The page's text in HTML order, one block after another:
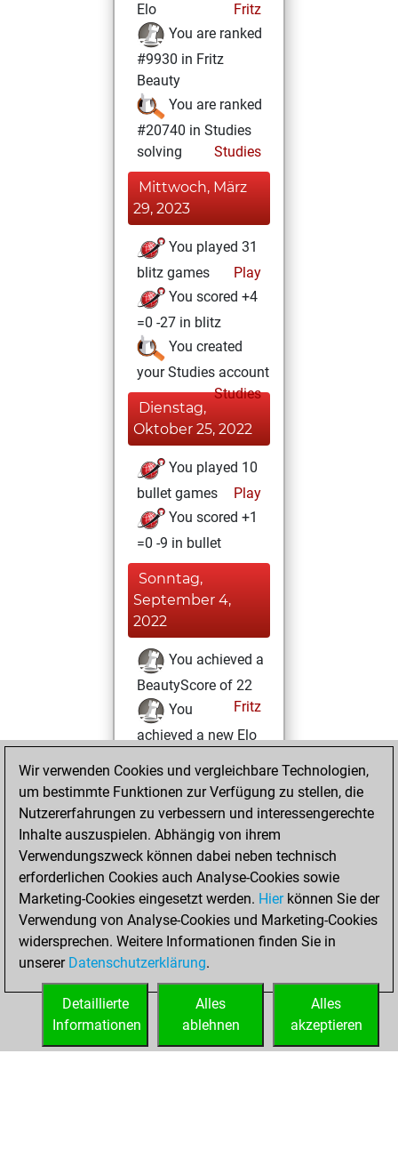
Elo
Fritz
You are ranked
#9930 in Fritz
Beauty
You are ranked
#20740 in Studies
solving
Studies
Mittwoch, März
29, 2023
You played 31
blitz games
Play
You scored +4
=0 -27 in blitz
You created
your Studies account
Studies
Dienstag,
Oktober 25, 2022
You played 10
bullet games
Play
You scored +1
=0 -9 in bullet
Sonntag,
September 4,
2022
You achieved a
BeautyScore of 22
Fritz
You
achieved a new Elo
You created
your Fritz account
Freitag,
September 2,
2022
You played 1
slow games
Play
You scored +0
=1 -0 in slow games
Wir verwenden Cookies und vergleichbare Technologien,
um bestimmte Funktionen zur Verfügung zu stellen, die
Nutzererfahrungen zu verbessern und interessengerechte
Inhalte auszuspielen. Abhängig von ihrem
Verwendungszweck können dabei neben technisch
erforderlichen Cookies auch Analyse-Cookies sowie
Marketing-Cookies eingesetzt werden. Hierkönnen Sie der
Verwendung von Analyse-Cookies und Marketing-Cookies
widersprechen. Weitere Informationen finden Sie in
unserer Datenschutzerklärung.
Alles
akzeptieren
Alles
ablehnen
Detaillierte
Informationen